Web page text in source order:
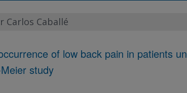
Carlos Caballé
of low back pain in patients
study